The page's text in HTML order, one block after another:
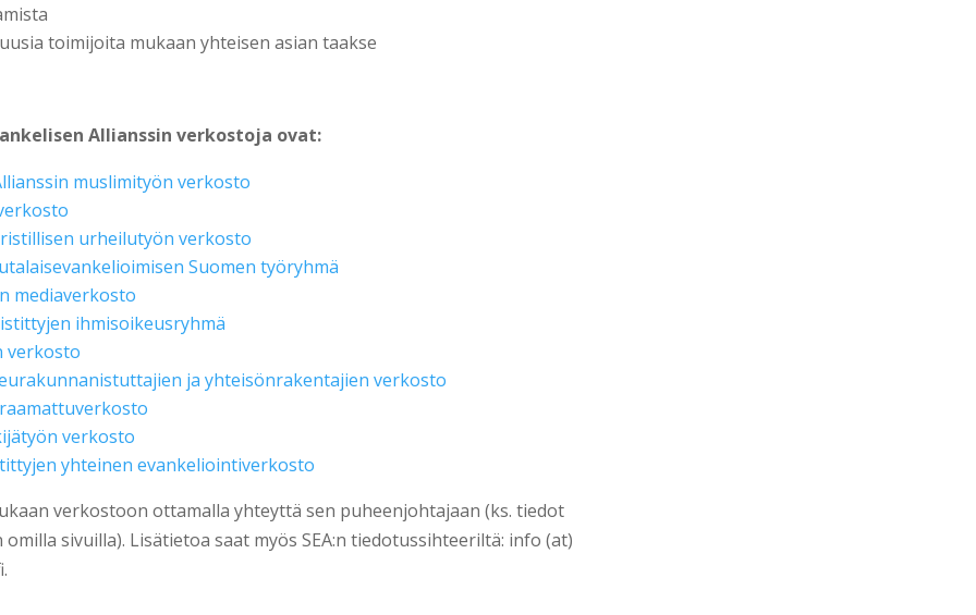
toimijoita mukaan yhteisen asian taakse
Allianssin verkostoja ovat:
muslimityön verkosto
urheilutyön verkosto
Suomen työryhmä
mediaverkosto
ihmisoikeusryhmä
verkosto
ja yhteisönrakentajien verkosto
raamattuverkosto
verkosto
yhteinen evankeliointiverkosto
verkostoon ottamalla yhteyttä sen puheenjohtajaan (ks. tiedot
sivuilla). Lisätietoa saat myös SEA:n tiedotussihteeriltä: info (at)